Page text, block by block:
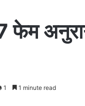
1 1 minute read